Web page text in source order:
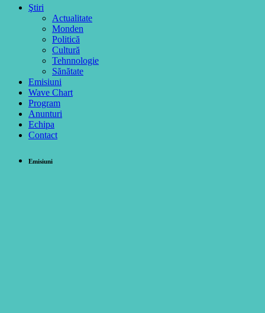
Ştiri
Actualitate
Monden
Politică
Cultură
Tehnnologie
Sănătate
Emisiuni
Wave Chart
Program
Anunturi
Echipa
Contact
Emisiuni